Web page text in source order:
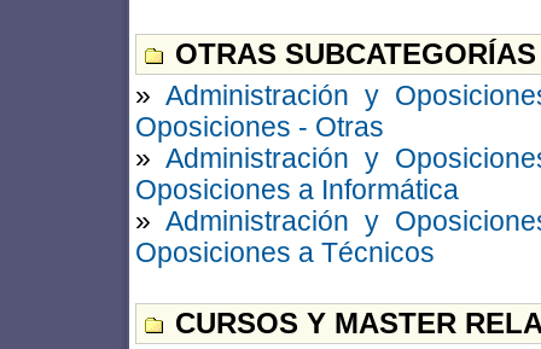
OTRAS
» Administración y
Oposiciones - Otras
» Administración y
Oposiciones a Informática
» Administración y
Oposiciones a Técnicos
CURSOS Y MASTER